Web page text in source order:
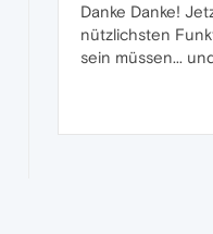
Danke Danke!
nützlichsten
sein müssen...